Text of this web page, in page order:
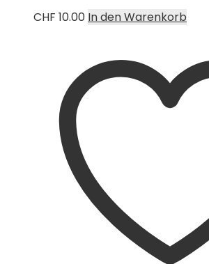
CHF 10.00 In den Warenkorb